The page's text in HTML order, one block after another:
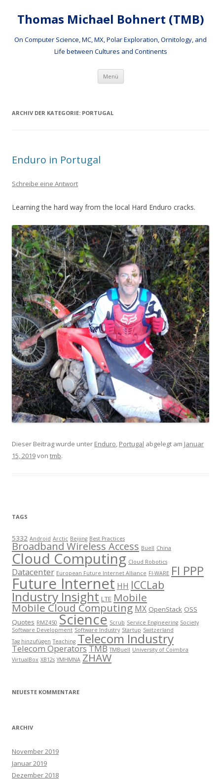
Thomas Michael Bohnert (TMB)
On Computer Science, MC, MX, Polar Exploration, Ornitology, and
Life between Cultures and Continents
Menü Springe
Inhalt
ARCHIV DER KATEGORIE: PORTUGAL
Enduro in Portugal
Schreibe eine Antwort
Learning the hard way from the local Hard Enduro cracks.
Dieser Beitrag wurde unter Enduro, Portugal abgelegt am Januar
15, 2019von tmb.
TAGS
5332 Android Arctic Beijing Best Practices
Broadband Wireless Access Buell China
Cloud Computing Cloud Robotics
Datacenter European Future Internet Alliance FI-WARE FI PPP
Future Internet HH ICCLab
Industry Insight LTE Mobile
Mobile Cloud Computing MX OpenStack OSS
Quotes RMZ450 Science Scrub Service Engineering Society
Software Development Software Industry Startup Switzerland
Tag hinzufügen Teaching Telecom Industry
Telecom OperatorsTMB TMBuell University of Coimbra
VirtualBox XB12s YMHMNA ZHAW
NEUESTE KOMMENTARE
ARCHIV
November 2019
Januar 2019
Dezember 2018